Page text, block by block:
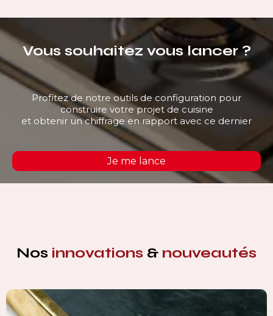
Vous souhaitez vous lancer ?
Profitez de notre outils de configuration pour
construire votre projet de cuisine
et obtenir un chiffrage en rapport avec ce dernier
Je me lance
Nos innovations & nouveautés